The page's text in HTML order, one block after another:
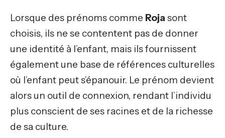
Lorsque des prénoms comme Roja sont
choisis, ils ne se contentent pas de donner
une identité à l’enfant, mais ils fournissent
également une base de références culturelles
où l’enfant peut s’épanouir. Le prénom devient
alors un outil de connexion, rendant l’individu
plus conscient de ses racines et de la richesse
de sa culture.